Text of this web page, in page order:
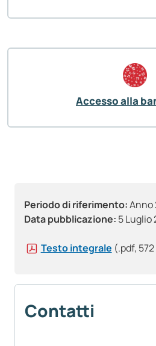
Periodo di riferimento:Anno
Data pubblicazione: 5 Luglio
Testo integrale (.pdf, 572
Contatti
Accesso alla